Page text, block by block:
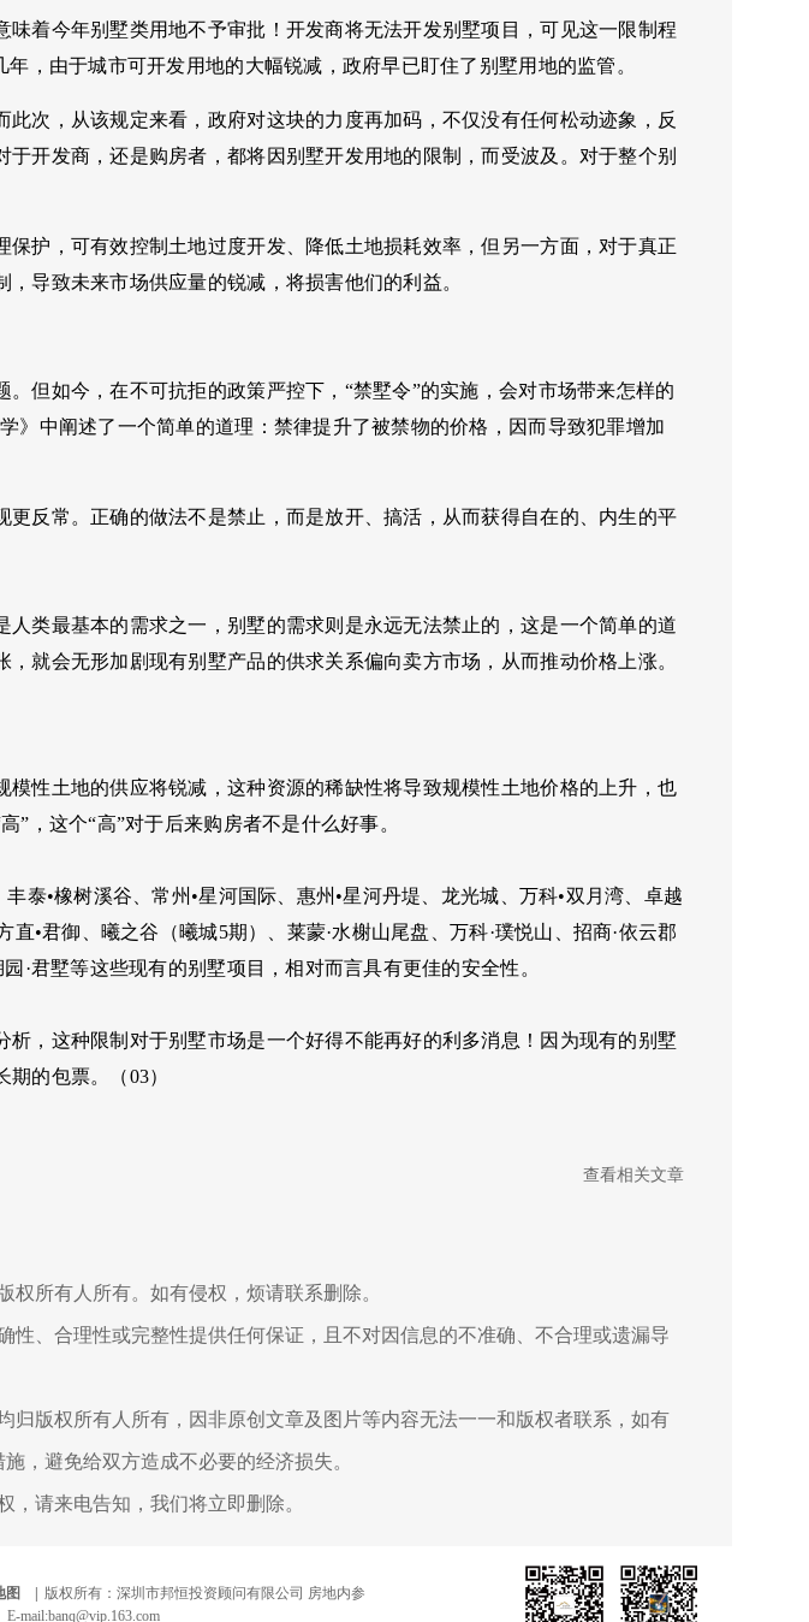
着今年别墅类用地不予审批！开发商将无法开发别墅项目，可见这一限制程
，由于城市可开发用地的大幅锐减，政府早已盯住了别墅用地的监管。
次，从该规定来看，政府对这块的力度再加码，不仅没有任何松动迹象，反
开发商，还是购房者，都将因别墅开发用地的限制，而受波及。对于整个别
护，可有效控制土地过度开发、降低土地损耗效率，但另一方面，对于真正
导致未来市场供应量的锐减，将损害他们的利益。
但如今，在不可抗拒的政策严控下，“禁墅令”的实施，会对市场带来怎样的
》中阐述了一个简单的道理：禁律提升了被禁物的价格，因而导致犯罪增加
反常。正确的做法不是禁止，而是放开、搞活，从而获得自在的、内生的平
类最基本的需求之一，别墅的需求则是永远无法禁止的，这是一个简单的道
就会无形加剧现有别墅产品的供求关系偏向卖方市场，从而推动价格上涨。
模性土地的供应将锐减，这种资源的稀缺性将导致规模性土地价格的上升，也
”，这个“高”对于后来购房者不是什么好事。
泰•橡树溪谷、常州•星河国际、惠州•星河丹堤、龙光城、万科•双月湾、卓越
直•君御、曦之谷（曦城5期）、莱蒙·水榭山尾盘、万科·璞悦山、招商·依云郡
·君墅等这些现有的别墅项目，相对而言具有更佳的安全性。
，这种限制对于别墅市场是一个好得不能再好的利多消息！因为现有的别墅
的包票。（03）
查看相关文章
所有人所有。如有侵权，烦请联系删除。
性、合理性或完整性提供任何保证，且不对因信息的不准确、不合理或遗漏导
归版权所有人所有，因非原创文章及图片等内容无法一一和版权者联系，如有
，避免给双方造成不必要的经济损失。
请来电告知，我们将立即删除。
图 |版权所有：深圳市邦恒投资顾问有限公司 房地内参
E-mail:banq@vip.163.com